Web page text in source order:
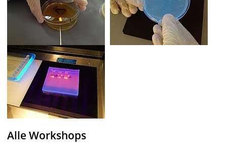
Alle Workshops